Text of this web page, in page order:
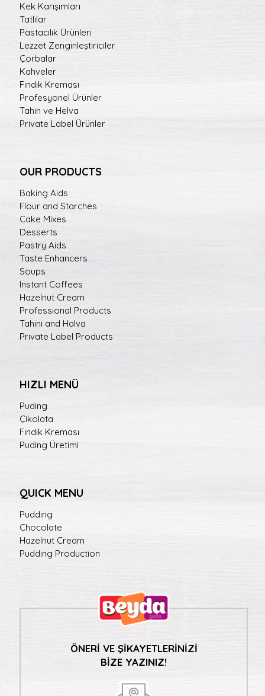
Kek Karışımları
Tatlılar
Pastacılık Ürünleri
Lezzet Zenginleştiriciler
Çorbalar
Kahveler
Fındık Kreması
Profesyonel Ürünler
Tahin ve Helva
Private Label Ürünler
OUR PRODUCTS
Baking Aids
Flour and Starches
Cake Mixes
Desserts
Pastry Aids
Taste Enhancers
Soups
Instant Coffees
Hazelnut Cream
Professional Products
Tahini and Halva
Private Label Products
HIZLI MENÜ
Puding
Çikolata
Fındık Kreması
Puding Üretimi
QUICK MENU
Pudding
Chocolate
Hazelnut Cream
Pudding Production
ÖNERİ VE ŞİKAYETLERİNİZİ
BİZE YAZINIZ!